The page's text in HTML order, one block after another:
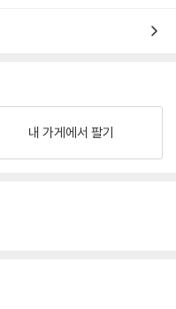
내 가게에서 팔기